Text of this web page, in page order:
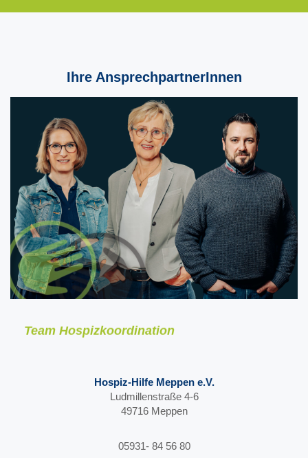
Ihre AnsprechpartnerInnen
Team Hospizkoordination
Hospiz-Hilfe Meppen e.V.
Ludmillenstraße 4-6
49716 Meppen
05931- 84 56 80